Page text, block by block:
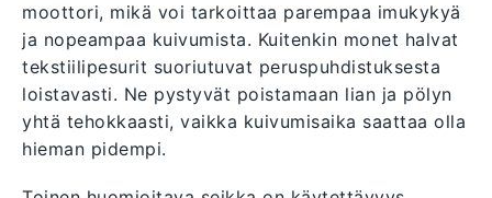
moottori, mikä voi tarkoittaa parempaa imukykyä
ja nopeampaa kuivumista. Kuitenkin monet halvat
tekstiilipesurit suoriutuvat peruspuhdistuksesta
loistavasti. Ne pystyvät poistamaan lian ja pölyn
yhtä tehokkaasti, vaikka kuivumisaika saattaa olla
hieman pidempi.